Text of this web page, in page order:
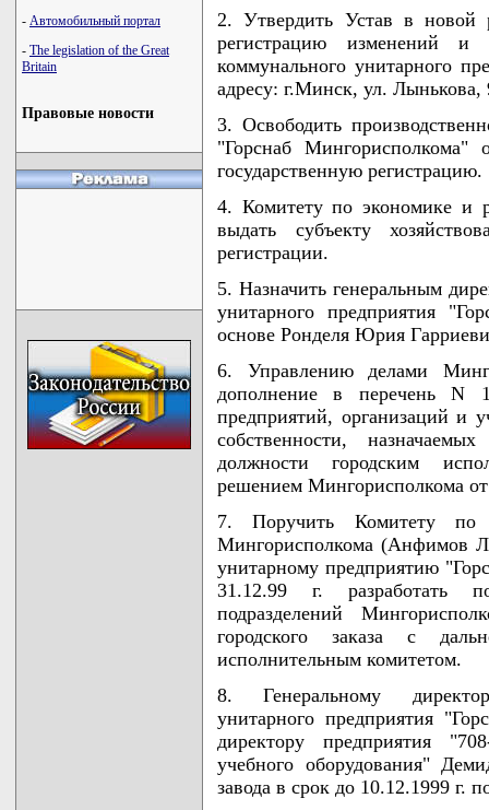
- Автомобильный портал
- The legislation of the Great
Britain
Правовые новости
2. Утвердить Устав в новой
регистрацию изменений и
коммунального унитарного
адресу: г.Минск, ул. Лынькова,
3. Освободить
"Горснаб Мингорисполкома"
государственную регистрацию.
4. Комитету по экономике и
выдать субъекту
регистрации.
5. Назначить генеральным
унитарного предприятия
основе Ронделя Юрия
6. Управлению делами
дополнение в перечень N
предприятий, организаций и
собственности,
должности городским
решением Мингорисполкома
7. Поручить Комитету
Мингорисполкома (Анфимов
унитарному предприятию
31.12.99 г. разработать
подразделений
городского заказа с
исполнительным комитетом.
8. Генеральному
унитарного предприятия
директору предприятия
учебного оборудования"
завода в срок до 10.12.1999 г.